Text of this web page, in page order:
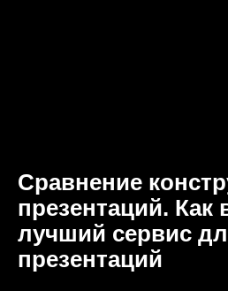
Сравнение
презентаций. Как
лучший сервис
презентаций